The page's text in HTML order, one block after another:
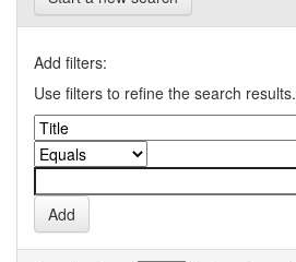
Add filters:
Use filters to refine the search results.